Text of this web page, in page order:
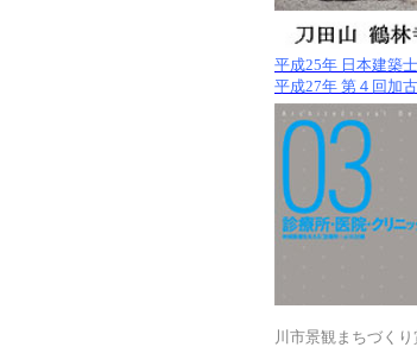
平成25年 日本建築
平成27年 第４回加
令和
川市景観まちづくり